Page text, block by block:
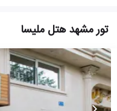
تور مشهد هتل ملیسا